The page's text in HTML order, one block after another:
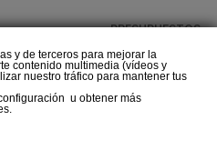
y de terceros para mejorar la
contenido multimedia (vídeos y
nuestro tráfico para mantener tus
u obtener más
PRESUPUESTOS